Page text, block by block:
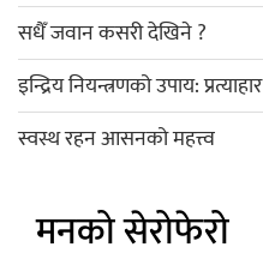
सधैँ जवान कसरी देखिने ?
इन्द्रिय नियन्त्रणको उपाय: प्रत्याहार
स्वस्थ रहन आसनको महत्त्व
मनको सेरोफेरो